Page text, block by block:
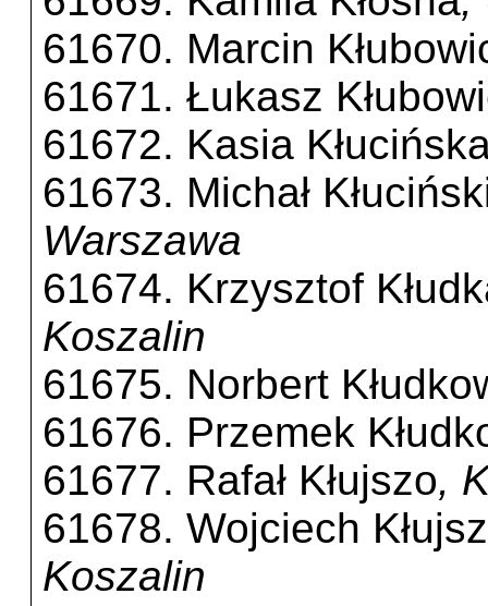
61670. Marcin
61671. Łukasz
61672. Kasia
61673. Michał
Warszawa
61674. Krzysztof
Koszalin
61675. Norbert
61676. Przemek
61677. Rafał Kłujszo,
61678. Wojciech
Koszalin